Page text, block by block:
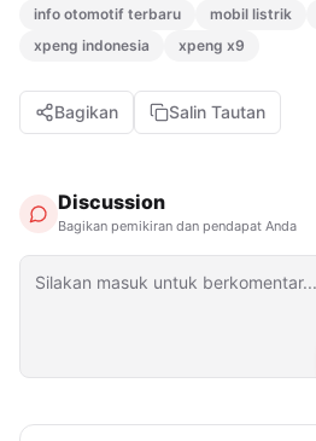
info otomotif terbaru mobil listrik
xpeng indonesia
xpeng x9
Bagikan Salin Tautan
Discussion
Bagikan pemikiran dan pendapat Anda